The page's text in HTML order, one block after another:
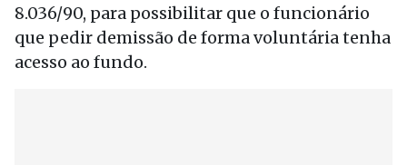
8.036/90, para possibilitar que o funcionário
que pedir demissão de forma voluntária tenha
acesso ao fundo.